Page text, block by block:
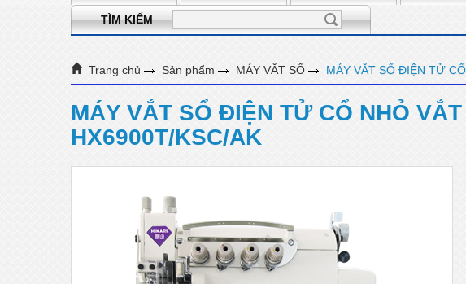
TÌM KIẾM
Trang chủ Sản phẩm MÁY VẮT SỔ MÁY VẮT SỔ ĐIỆN TỬ
MÁY VẮT SỔ ĐIỆN TỬ CỔ NHỎ
HX6900T/KSC/AK